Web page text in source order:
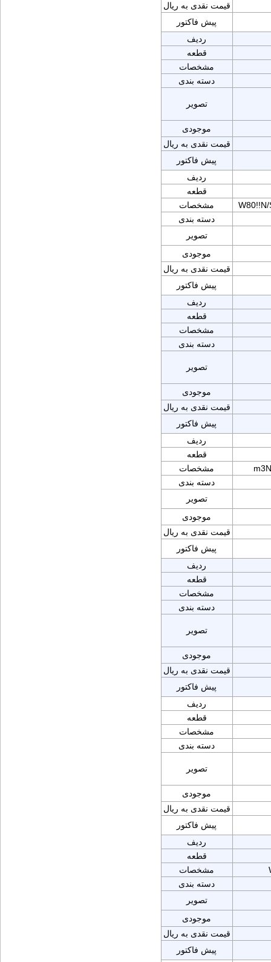
قیمت نقدی به ریال
پیش فاکتور
ردیف
قطعه
مشخصات
دسته بندی
تصویر
موجودی
قیمت نقدی به ریال
پیش فاکتور
ردیف
قطعه
مشخصات
W80!!N/
دسته بندی
تصویر
موجودی
قیمت نقدی به ریال
پیش فاکتور
ردیف
قطعه
مشخصات
دسته بندی
تصویر
موجودی
قیمت نقدی به ریال
پیش فاکتور
ردیف
قطعه
مشخصات
دسته بندی
تصویر
موجودی
قیمت نقدی به ریال
پیش فاکتور
ردیف
قطعه
مشخصات
دسته بندی
تصویر
موجودی
قیمت نقدی به ریال
پیش فاکتور
ردیف
قطعه
مشخصات
دسته بندی
تصویر
موجودی
قیمت نقدی به ریال
پیش فاکتور
ردیف
قطعه
مشخصات
دسته بندی
تصویر
موجودی
قیمت نقدی به ریال
پیش فاکتور